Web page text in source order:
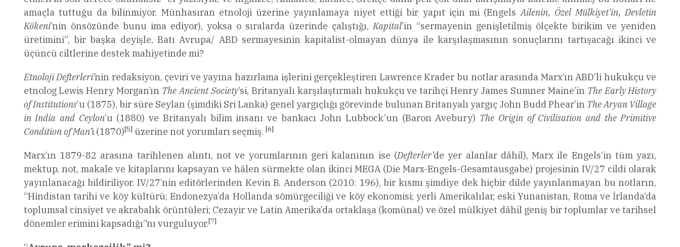
amaçla tuttuğu da bilinmiyor. Münhasıran etnoloji üzerine yayınlamaya niyet ettiği bir yapıt için mi (EngelsAilenin, Özel Mülkiyet’in, Devletin
Kökeni’nin önsözünde bunu ima ediyor), yoksa o sıralarda üzerinde çalıştığı,Kapital’in “sermayenin genişletilmiş ölçekte birikim ve yeniden
üretimini”, bir başka deyişle, Batı Avrupa/ ABD sermayesinin kapitalist-olmayan dünya ile karşılaşmasının sonuçlarını tartışacağı ikinci ve
üçüncü ciltlerine destek mahiyetinde mi?
Etnoloji Defterleri’nin redaksiyon, çeviri ve yayına hazırlama işlerini gerçekleştiren Lawrence Krader bu notlar arasında Marx’ın ABD’li hukukçu ve
etnolog Lewis Henry Morgan’ın The Ancient Society’si, Britanyalı karşılaştırmalı hukukçu ve tarihçi Henry James Sumner Maine’in The Early History
of Institutions’u (1875), bir süre Seylan (şimdiki Sri Lanka) genel yargıçlığı görevinde bulunan Britanyalı yargıç John Budd Phear’in The Aryan Village
in India and Ceylon’u (1880) ve Britanyalı bilim insanı ve bankacı John Lubbock’un (Baron Avebury) The Origin of Civilisation and the Primitive
Condition of Man’i (1870)[5] üzerine not yorumları seçmiş. [6]
Marx’ın 1879-82 arasına tarihlenen alıntı, not ve yorumlarının geri kalanının ise (Defterler’de yer alanlar dâhil), Marx ile Engels’in tüm yazı,
mektup, not, makale ve kitaplarını kapsayan ve hâlen sürmekte olan ikinci MEGA (Die Marx-Engels-Gesamtausgabe) projesinin IV/27 cildi olarak
yayınlanacağı bildiriliyor. IV/27’nin editörlerinden Kevin B. Anderson (2010: 196), bir kısmı şimdiye dek hiçbir dilde yayınlanmayan bu notların,
“Hindistan tarihi ve köy kültürü; Endonezya’da Hollanda sömürgeciliği ve köy ekonomisi; yerli Amerikalılar, eski Yunanistan, Roma ve İrlanda’da
toplumsal cinsiyet ve akrabalık örüntüleri; Cezayir ve Latin Amerika’da ortaklaşa (komünal) ve özel mülkiyet dâhil geniş bir toplumlar ve tarihsel
dönemler erimini kapsadığı”nı vurguluyor.[7]